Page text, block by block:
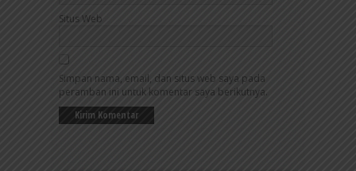
Situs Web
Simpan nama, email, dan situs web saya pada
peramban ini untuk komentar saya berikutnya.